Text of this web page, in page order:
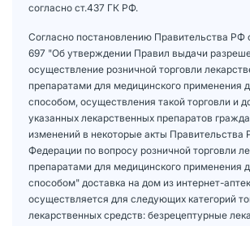
согласно ст.437 ГК РФ.
Согласно постановлению Правительства РФ
697 "Об утверждении Правил выдачи
осуществление розничной торговли
препаратами для медицинского применения
способом, осуществления такой торговли и
указанных лекарственных препаратов
изменений в некоторые акты Правительства
Федерации по вопросу розничной торговли
препаратами для медицинского применения
способом" доставка на дом из интернет-
осуществляется для следующих категорий
лекарственных средств: безрецептурные